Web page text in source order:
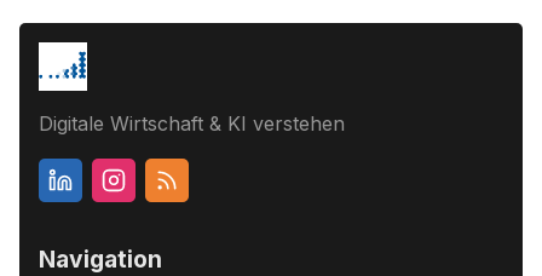
Digitale Wirtschaft & KI verstehen
Navigation